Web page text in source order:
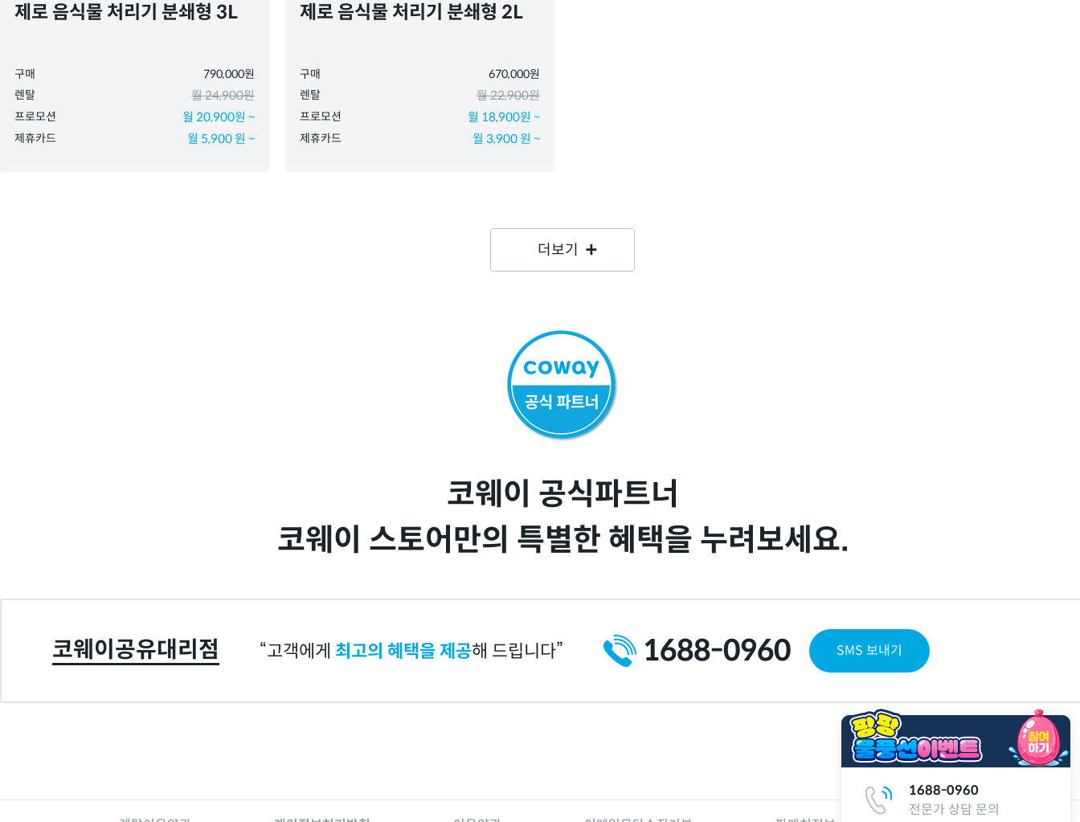
제로 음식물 처리기 분쇄형 3L
구매
790,000원
렌탈
월 24,900원
프로모션 월 20,900원 ~
제휴카드 월 5,900 원 ~
제로 음식물 처리기 분쇄형 2L
구매
670,000원
렌탈
월 22,900원
프로모션 월 18,900원 ~
제휴카드 월 3,900 원 ~
더보기
코웨이 공식파트너
코웨이 스토어만의 특별한 혜택을 누려보세요.
코웨이공유대리점 고객에게 최고의 혜택을 제공해 드립니다 1688-0960 SMS 보내기
1688-0960
전문가 상담 문의